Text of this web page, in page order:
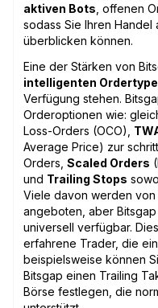
aktiven Bots , offenen
sodass Sie Ihren
überblicken können.
Eine der Stärken von
intelligenten
Verfügung stehen.
Orderoptionen wie:
Loss-Orders (OCO),
Average Price) zur
Orders, Scaled Orders
und Trailing Stops
Viele davon werden
angeboten, aber
universell verfügbar.
erfahrene Trader, die
beispielsweise können
Bitsgap einen Trailing
Börse festlegen, die